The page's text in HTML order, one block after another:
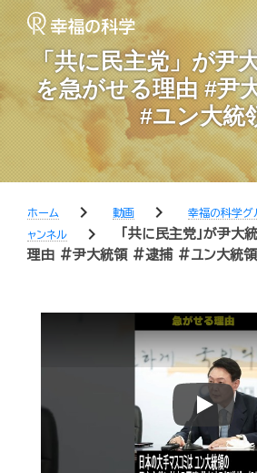
「共に民主党」が尹
を急がせる理由 #尹
#ユン大統
ホーム chevron_right 動画 chevron_right 幸福の科学グ
ャンネル
chevron_right
「共に民主党」が尹大
理由 #尹大統領 #逮捕 #ユン大統領
Play